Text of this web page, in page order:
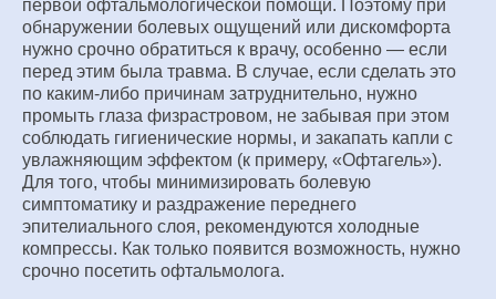
первой офтальмологической помощи. Поэтому при
обнаружении болевых ощущений или дискомфорта
нужно срочно обратиться к врачу, особенно — если
перед этим была травма. В случае, если сделать это
по каким-либо причинам затруднительно, нужно
промыть глаза физрастровом, не забывая при этом
соблюдать гигиенические нормы, и закапать капли с
увлажняющим эффектом (к примеру, «Офтагель»).
Для того, чтобы минимизировать болевую
симптоматику и раздражение переднего
эпителиального слоя, рекомендуются холодные
компрессы. Как только появится возможность, нужно
срочно посетить офтальмолога.